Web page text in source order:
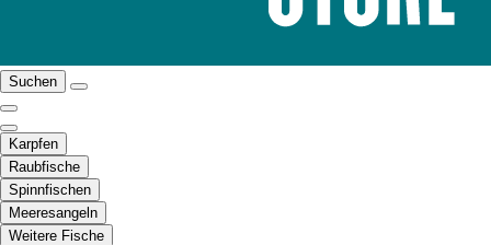
Suchen
Karpfen
Raubfische
Spinnfischen
Meeresangeln
Weitere Fische